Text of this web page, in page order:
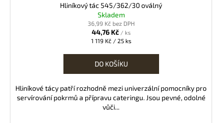
Hliníkový tác 545/362/30 oválný
Skladem
36,99 Kč bez DPH
44,76 Kč / ks
Měrná
1 119 Kč / 25 ks
DO KOŠÍKU
Hliníkové tácy patří rozhodně mezi univerzální pomocníky pro
servírování pokrmů a přípravu cateringu. Jsou pevné, odolné
vůči...